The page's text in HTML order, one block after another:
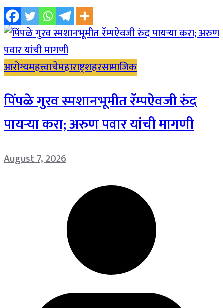
आरोग्यमहत्त्वाचेमहाराष्ट्रशहरसामाजिक
पिंपळे गुरव स्मशानभूमीत रॅम्पऐवजी रुंद
पायऱ्या करा; अरुण पवार यांची मागणी
August 7, 2026